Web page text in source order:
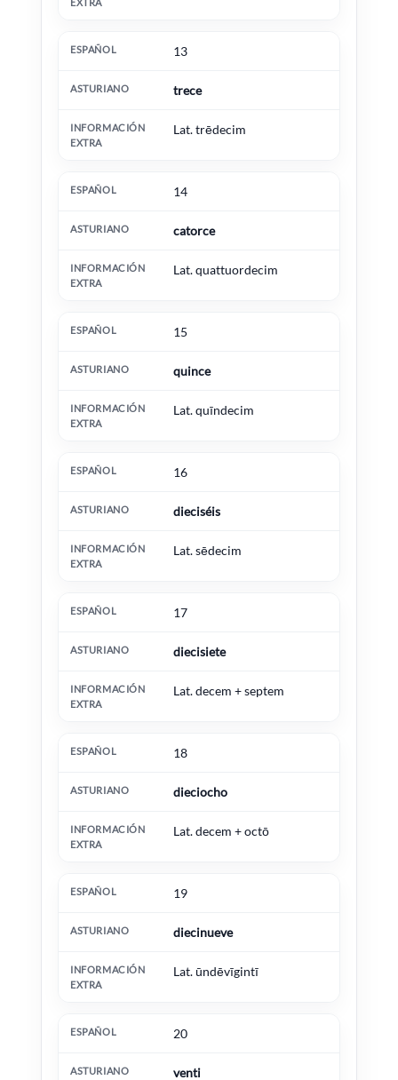
13
trece
Lat. trēdecim
14
catorce
Lat. quattuordecim
15
quince
Lat. quīndecim
16
dieciséis
Lat. sēdecim
17
diecisiete
Lat. decem + septem
18
dieciocho
Lat. decem + octō
19
diecinueve
Lat. ūndēvīgintī
20
venti